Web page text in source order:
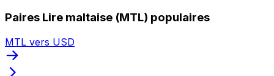
Paires Lire maltaise (MTL) populaires
MTL vers USD